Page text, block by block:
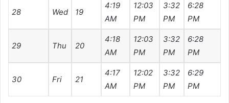
28 Wed 19
4:19
AM
12:03
PM
3:32
PM
6:28
PM
29 Thu 20
4:18
AM
12:03
PM
3:32
PM
6:28
PM
30 Fri 21
4:17
AM
12:02
PM
3:32
PM
6:29
PM